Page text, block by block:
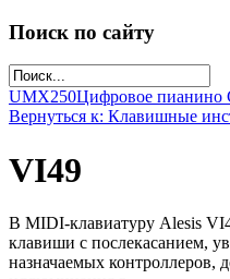
Поиск по сайту
UMX250Цифровое пианино
Вернуться к: Клавишные
VI49
В MIDI-клавиатуру Alesis
клавиши с послекасанием,
назначаемых контроллеров,